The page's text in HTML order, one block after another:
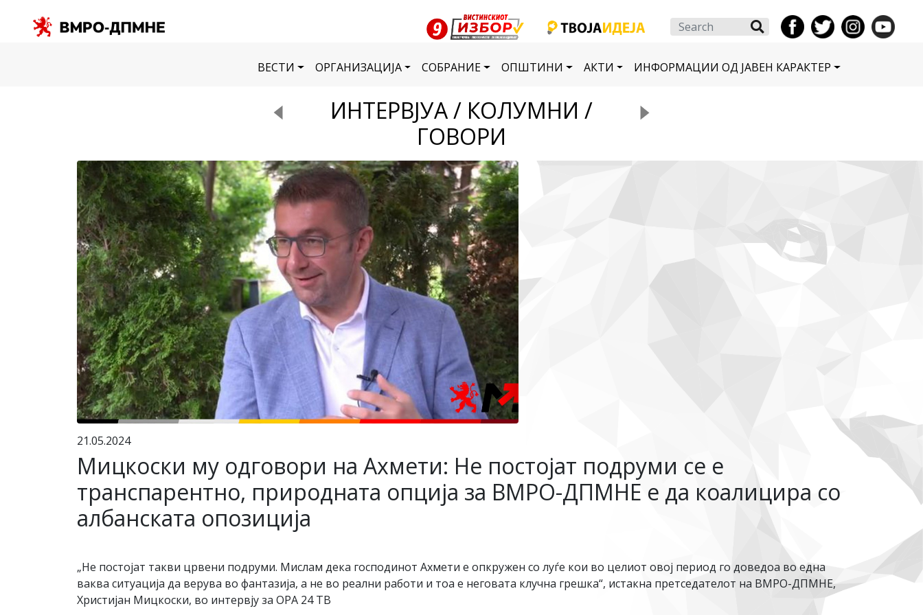
Search
ВЕСТИ ОРГАНИЗАЦИЈА СОБРАНИЕ ОПШТИНИ АКТИ ИНФОРМАЦИИ ОД ЈАВЕН КАРАКТЕР
ИНТЕРВЈУА / КОЛУМНИ /
ГОВОРИ
21.05.2024
Мицкоски му одговори на Ахмети: Не постојат подруми се е
транспарентно, природната опција за ВМРО-ДПМНЕ е да коалицира со
албанската опозиција
„Не постојат такви црвени подруми. Мислам дека господинот Ахмети е опкружен со луѓе кои во целиот овој период го доведоа во една
ваква ситуација да верува во фантазија, а не во реални работи и тоа е неговата клучна грешка“, истакна претседателот на ВМРО-ДПМНЕ,
Христијан Мицкоски, во интервју за ОРА 24 ТВ